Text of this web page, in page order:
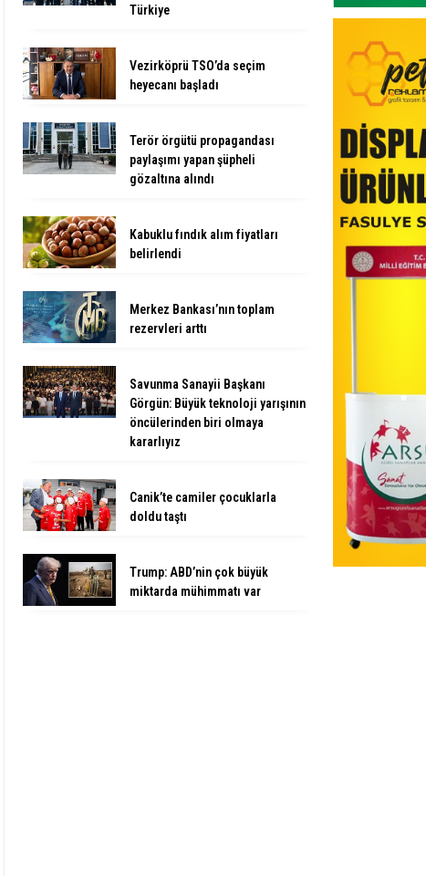
Türkiye
Vezirköprü TSO’da seçim
heyecanı başladı
Terör örgütü propagandası
paylaşımı yapan şüpheli
gözaltına alındı
Kabuklu fındık alım fiyatları
belirlendi
Merkez Bankası’nın toplam
rezervleri arttı
Savunma Sanayii Başkanı
Görgün: Büyük teknoloji yarışının
öncülerinden biri olmaya
kararlıyız
Canik’te camiler çocuklarla
doldu taştı
Trump: ABD’nin çok büyük
miktarda mühimmatı var